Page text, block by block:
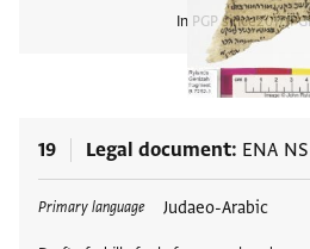
In PGP since2017
19 Legal document ENA
Primary language Judaeo-Arabic
Tags